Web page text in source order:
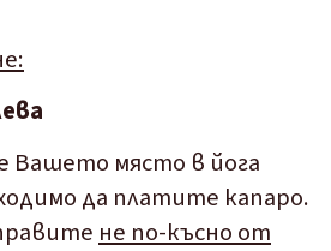
Вашето място в йога
да платите капаро.
не по-късно от